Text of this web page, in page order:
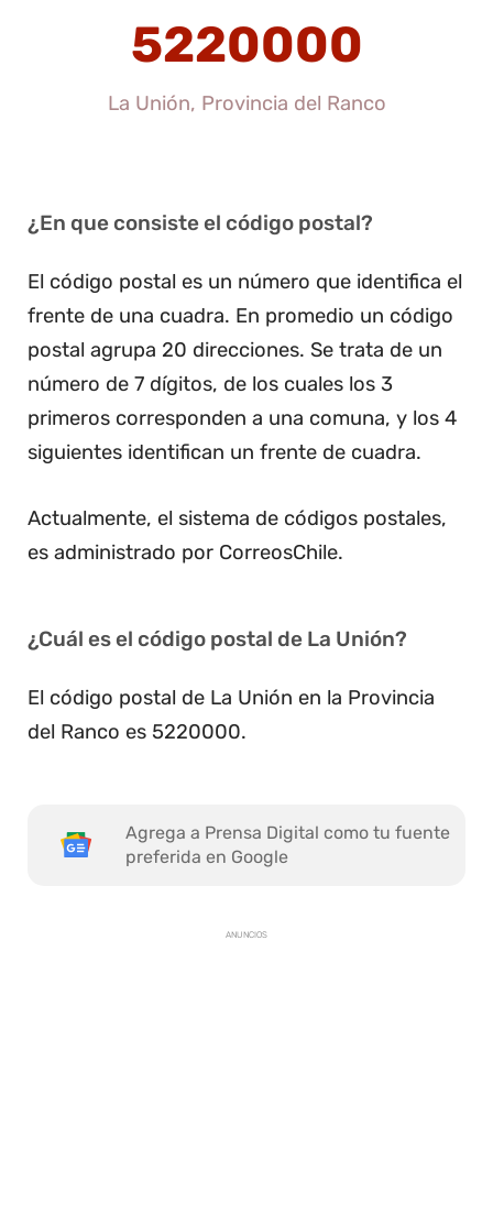
5220000
La Unión, Provincia del Ranco
¿En que consiste el código postal?
El código postal es un número que identifica el
frente de una cuadra. En promedio un código
postal agrupa 20 direcciones. Se trata de un
número de 7 dígitos, de los cuales los 3
primeros corresponden a una comuna, y los 4
siguientes identifican un frente de cuadra.
Actualmente, el sistema de códigos postales,
es administrado por CorreosChile.
¿Cuál es el código postal de La Unión?
El código postal de La Unión en la Provincia
del Ranco es 5220000.
Agrega a Prensa Digital como tu fuente
preferida en Google
ANUNCIOS